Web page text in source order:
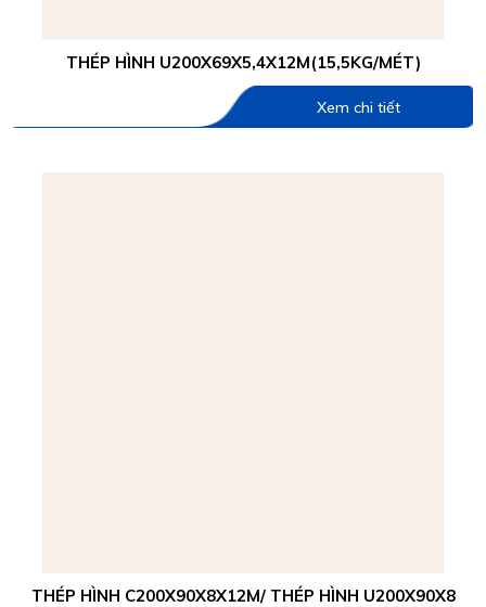
THÉP HÌNH U200X69X5,4X12M(15,5KG/MÉT)
Xem chi tiết
THÉP HÌNH C200X90X8X12M/ THÉP HÌNH U200X90X8